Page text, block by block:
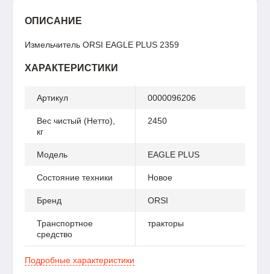
ОПИСАНИЕ
Измельчитель ORSI EAGLE PLUS 2359
ХАРАКТЕРИСТИКИ
Артикул 0000096206
Вес чистый (Нетто),
кг
2450
Модель EAGLE PLUS
Состояние техники Новое
Бренд ORSI
Транспортное
средство
тракторы
Подробные характеристики